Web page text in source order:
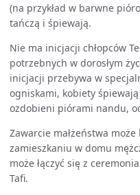
(na przykład w barwne
tańczą i śpiewają.
Nie ma inicjacji chłopców
potrzebnych w dorosłym
inicjacji przebywa w
ogniskami, kobiety
ozdobieni piórami nandu,
Zawarcie małżeństwa
zamieszkaniu w domu
może łączyć się z
Tafi.